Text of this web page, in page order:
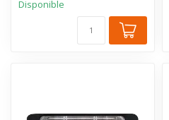
Disponible